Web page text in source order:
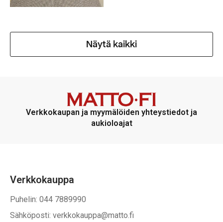
Näytä kaikki
Verkkokaupan ja myymälöiden yhteystiedot ja
aukioloajat
Verkkokauppa
Puhelin: 044 7889990
Sähköposti: verkkokauppa@matto.fi